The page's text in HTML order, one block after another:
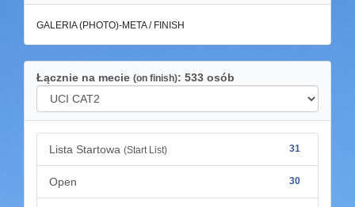
GALERIA (PHOTO)-META / FINISH
Łącznie na mecie (on finish): 533 osób
Lista Startowa (Start List) 31
Open 30